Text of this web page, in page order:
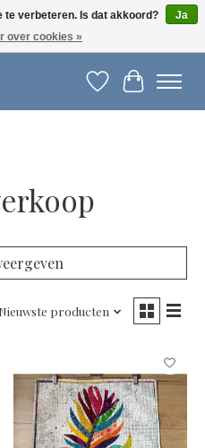
Verlanglijst
Nieuwste producten
te verbeteren. Is dat akkoord?
Ja
over cookies »